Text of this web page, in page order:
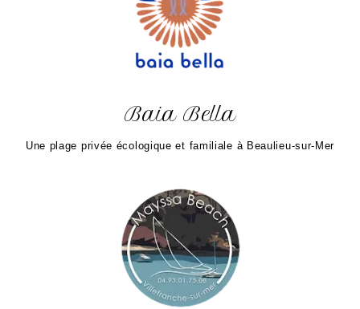
Baia Bella
Une plage privée écologique et familiale à Beaulieu-sur-Mer